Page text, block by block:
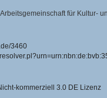
für Kultur-
3460
kommerziell 3.0 DE Lizenz